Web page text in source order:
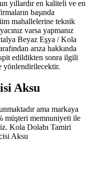
yıllardır en kaliteli ve en
başında
mahallelerine teknik
varsa yapmanız
Beyaz Eşya / Kola
arıza hakkında
edildikten sonra ilgili
yönlendirilecektir.
Aksu
ama markaya
müşteri memnuniyeti ile
Kola Dolabı Tamiri
Aksu